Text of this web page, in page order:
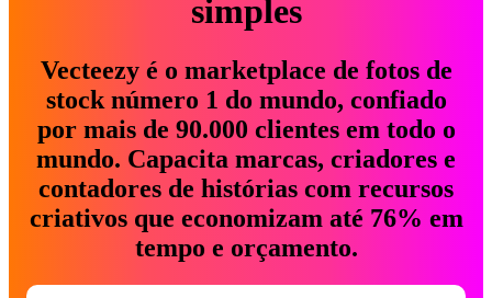
simples
Vecteezy é o marketplace de fotos de
stock número 1 do mundo, confiado
por mais de 90.000 clientes em todo o
mundo. Capacita marcas, criadores e
contadores de histórias com recursos
criativos que economizam até 76% em
tempo e orçamento.